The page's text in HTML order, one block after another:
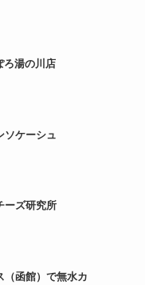
ろ湯の川店
ソケーシュ
ーズ研究所
（函館）で無水カ